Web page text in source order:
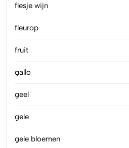
flesje wijn
fleurop
fruit
gallo
geel
gele
gele bloemen